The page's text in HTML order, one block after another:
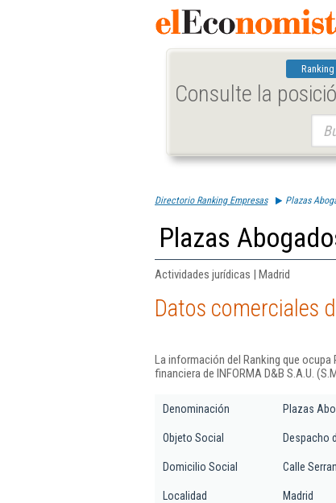
Consulte la
Directorio Ranking Empresas Plazas
Plazas
Actividades jurídicas | Madrid
Datos comerciales
La información del Ranking que
financiera de INFORMA D&B S.A.U.
Denominación Plazas
Objeto Social Despacho
Domicilio Social Calle
Localidad Madrid